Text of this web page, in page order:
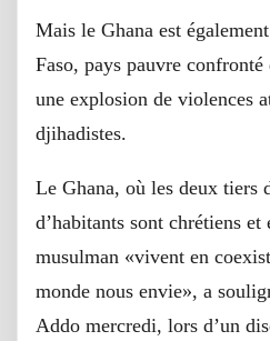
Mais le Ghana est
Faso, pays pauvre
une explosion de violences
djihadistes.
Le Ghana, où les deux tiers
d’habitants sont chrétiens
musulman «vivent en
monde nous envie», a
Addo mercredi, lors d’un